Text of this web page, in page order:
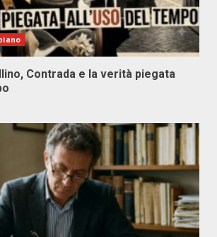
Contrada e la verità piegata